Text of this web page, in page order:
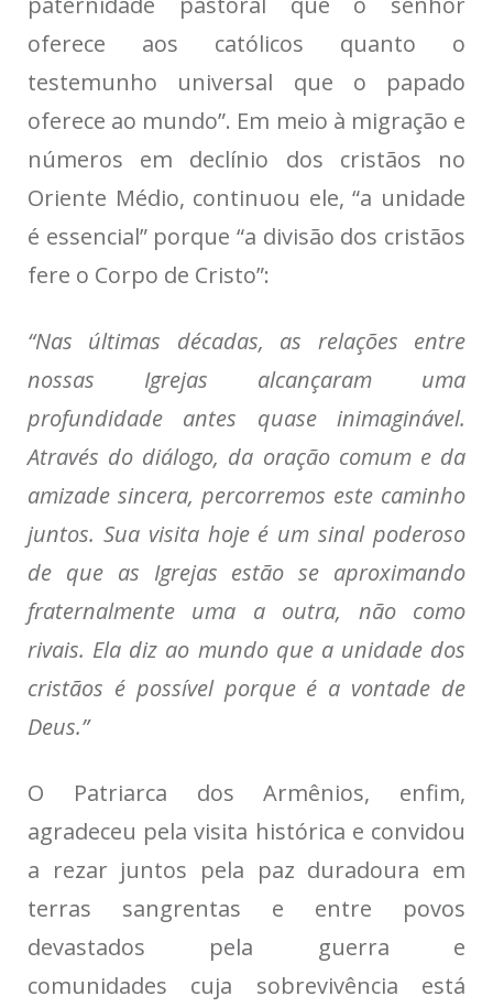
oferece aos católicos quanto o
testemunho universal que o papado
oferece ao mundo”. Em meio à migração e
números em declínio dos cristãos no
Oriente Médio, continuou ele, “a unidade
é essencial” porque “a divisão dos cristãos
fere o Corpo de Cristo”:
“Nas últimas décadas, as relações entre
nossas Igrejas alcançaram uma
profundidade antes quase inimaginável.
Através do diálogo, da oração comum e da
amizade sincera, percorremos este caminho
juntos. Sua visita hoje é um sinal poderoso
de que as Igrejas estão se aproximando
fraternalmente uma a outra, não como
rivais. Ela diz ao mundo que a unidade dos
cristãos é possível porque é a vontade de
Deus.”
O Patriarca dos Armênios, enfim,
agradeceu pela visita histórica e convidou
a rezar juntos pela paz duradoura em
terras sangrentas e entre povos
devastados pela guerra e
comunidades cuja sobrevivência está